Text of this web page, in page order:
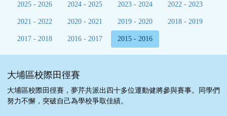
2025 - 2026 2024 - 2025 2023 - 2024 2022 - 2023
2021 - 2022 2020 - 2021 2019 - 2020 2018 - 2019
2017 - 2018 2016 - 2017 2015 - 2016
大埔區校際田徑賽
大埔區校際田徑賽，夢芹共派出四十多位運動健將參與賽事。同學們
努力不懈，突破自己為學校爭取佳績。